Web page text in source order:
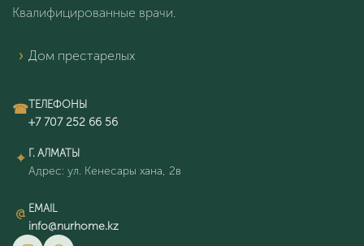
Квалифицированные врачи.
Дом престарелых
ТЕЛЕФОНЫ
Г. АЛМАТЫ
Адрес: ул. Кенесары хана, 2в
EMAIL